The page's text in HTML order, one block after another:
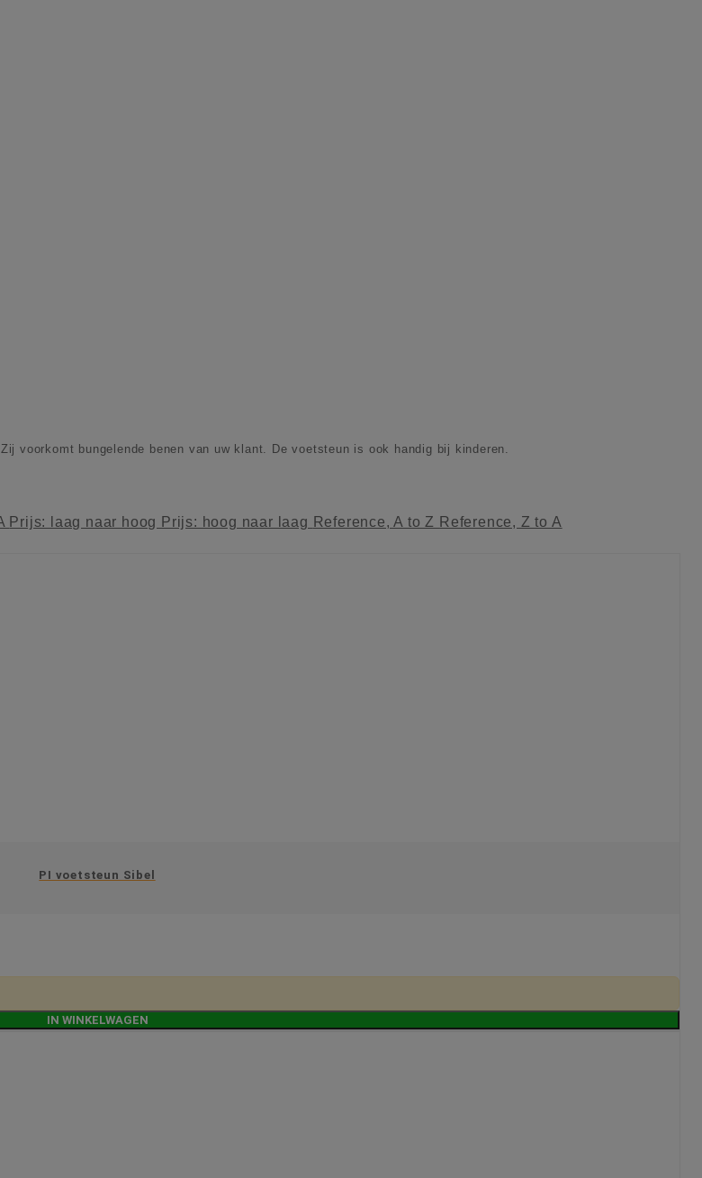
voorkomt bungelende benen van uw klant. De voetsteun is ook handig bij kinderen.
Prijs: laag naar hoog Prijs: hoog naar laag Reference, A to Z Reference, Z to A
PI voetsteun Sibel
IN WINKELWAGEN